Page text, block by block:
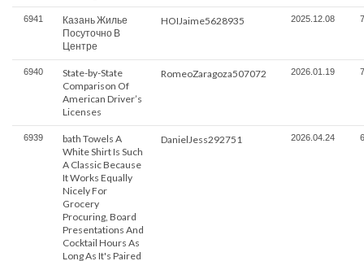
6941
Казань Жилье
Посуточно В
Центре
HOIJaime5628935 2025.12.08
6940
State-by-State
Comparison Of
American Driver’s
Licenses
RomeoZaragoza507072 2026.01.19
6939
bath Towels A
White Shirt Is Such
A Classic Because
It Works Equally
Nicely For
Grocery
Procuring, Board
Presentations And
Cocktail Hours As
Long As It's Paired
DanielJess292751 2026.04.24